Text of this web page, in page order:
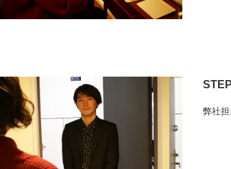
弊社